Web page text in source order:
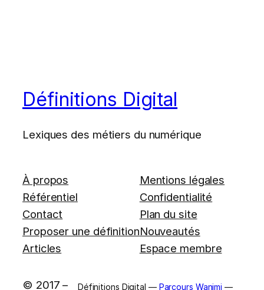
Définitions Digital
Lexiques des métiers du numérique
À propos
Référentiel
Contact
Proposer une définition
Articles
Mentions légales
Confidentialité
Plan du site
Nouveautés
Espace membre
© 2017 – Définitions Digital — Parcours Wanimi —